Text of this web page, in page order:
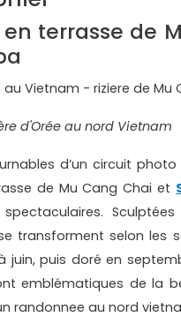
en terrasse de
d'Orée au nord Vietnam
d’un circuit
de Mu Cang Chai et
transforment selon les
juin, puis doré en
emblématiques de la
randonnee au nord